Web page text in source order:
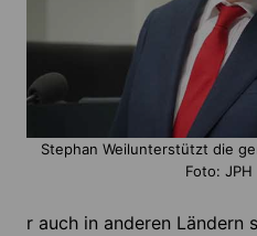
Stephan Weilunterstützt die
Foto: JPH
r auch in anderen Ländern